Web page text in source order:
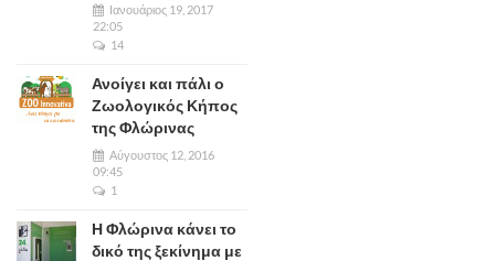
Ιανουάριος 19, 2017
22:05
14
Ανοίγει και πάλι ο
Ζωολογικός Κήπος
της Φλώρινας
Αύγουστος 12, 2016
09:45
1
Η Φλώρινα κάνει το
δικό της ξεκίνημα με